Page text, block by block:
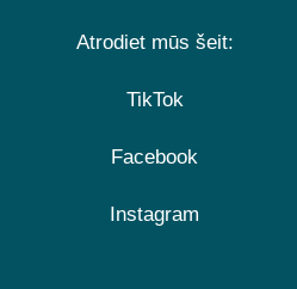
Atrodiet mūs šeit:
TikTok
Facebook
Instagram